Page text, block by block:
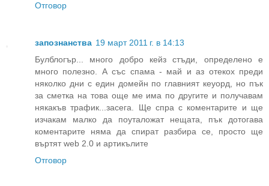
Отговор
запознанства 19 март 2011 г. в 14:13
Булблогър... много добро кейз стъди, определено е
много полезно. А със спама - май и аз отекох преди
няколко дни с един домейн по главният кеуорд, но пък
за сметка на това още ме има по другите и получавам
някакъв трафик...засега. Ще спра с коментарите и ще
изчакам малко да поуталожат нещата, пък дотогава
коментарите няма да спират разбира се, просто ще
въртят web 2.0 и артикълите
Отговор